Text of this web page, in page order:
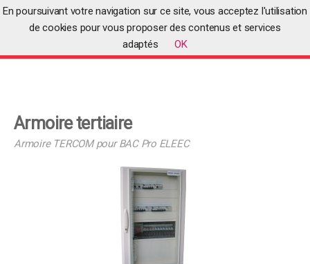
Produits pédagogiques
Armoire tertiaire
Armoire TERCOM pour BAC Pro ELEEC
En poursuivant votre navigation sur ce site, vous acceptez l'utilisation
de cookies pour vous proposer des contenus et services
adaptés
OK